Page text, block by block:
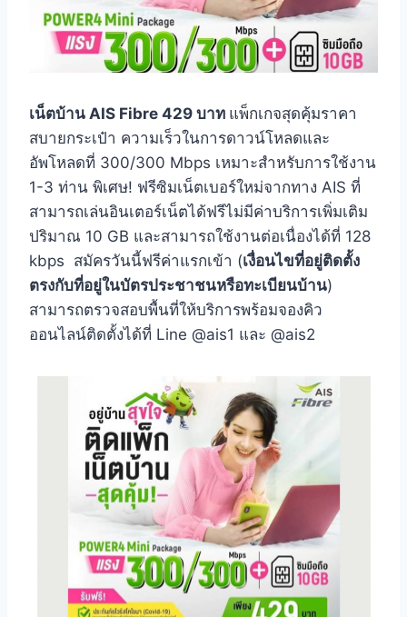
เน็ตบ้าน AIS Fibre 429 บาท แพ็กเกจสุดคุ้มราคา
สบายกระเป๋า ความเร็วในการดาวน์โหลดและ
อัพโหลดที่ 300/300 Mbps เหมาะสำหรับการใช้งาน
1-3 ท่าน พิเศษ! ฟรีซิมเน็ตเบอร์ใหม่จากทาง AIS ที่
สามารถเล่นอินเตอร์เน็ตได้ฟรีไม่มีค่าบริการเพิ่มเติม
ปริมาณ 10 GB และสามารถใช้งานต่อเนื่องได้ที่ 128
kbps สมัครวันนี้ฟรีค่าแรกเข้า (เงื่อนไขที่อยู่ติดตั้ง
ตรงกับที่อยู่ในบัตรประชาชนหรือทะเบียนบ้าน)
สามารถตรวจสอบพื้นที่ให้บริการพร้อมจองคิว
ออนไลน์ติดตั้งได้ที่ Line @ais1 และ @ais2